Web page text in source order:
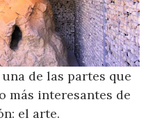
de las partes que
más interesantes de
el arte.